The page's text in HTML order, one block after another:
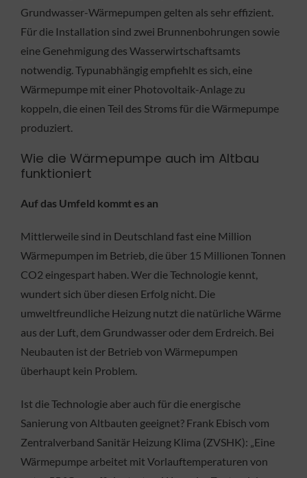
Grundwasser-Wärmepumpen gelten als sehr effizient.
Für die Installation sind zwei Brunnenbohrungen sowie
eine Genehmigung des Wasserwirtschaftsamts
notwendig. Typunabhängig empfiehlt es sich, eine
Wärmepumpe mit einer Photovoltaik-Anlage zu
koppeln, die einen Teil des Stroms für die Wärmepumpe
produziert.
Wie die Wärmepumpe auch im Altbau
funktioniert
Auf das Umfeld kommt es an
Mittlerweile sind in Deutschland fast eine Million
Wärmepumpen im Betrieb, die über 15 Millionen Tonnen
CO2 eingespart haben. Wer die Technologie kennt,
wundert sich über diesen Erfolg nicht. Die
umweltfreundliche Heizung nutzt die natürliche Wärme
aus der Luft, dem Grundwasser oder dem Erdreich. Bei
Neubauten ist der Betrieb von Wärmepumpen
überhaupt kein Problem.
Ist die Technologie aber auch für die energische
Sanierung von Altbauten geeignet? Frank Ebisch vom
Zentralverband Sanitär Heizung Klima (ZVSHK): „Eine
Wärmepumpe arbeitet mit Vorlauftemperaturen von